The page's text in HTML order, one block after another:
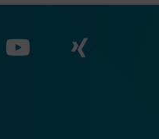
Facebook
Zu
unserer